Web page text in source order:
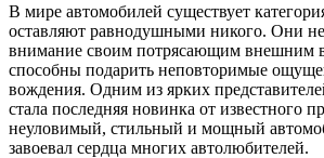
В мире автомобилей существует
оставляют равнодушными никого. Они
внимание своим потрясающим внешним
способны подарить неповторимые
вождения. Одним из ярких
стала последняя новинка от известного
неуловимый, стильный и мощный
завоевал сердца многих автолюбителей.